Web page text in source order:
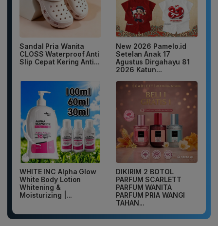
Sandal Pria Wanita
CLOSS Waterproof Anti
Slip Cepat Kering Anti...
New 2026 Pamelo.id
Setelan Anak 17
Agustus Dirgahayu 81
2026 Katun...
WHITE INC Alpha Glow
White Body Lotion
Whitening &
Moisturizing |...
DIKIRIM 2 BOTOL
PARFUM SCARLETT
PARFUM WANITA
PARFUM PRIA WANGI
TAHAN...